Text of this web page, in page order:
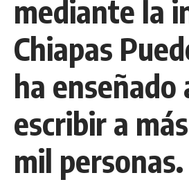
mediante la
Chiapas
ha enseñado
escribir a
mil personas.